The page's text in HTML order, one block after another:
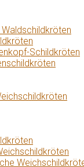
Schildkröten